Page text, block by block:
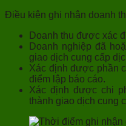
Điều kiện ghi nhận doanh
Doanh thu được xác
Doanh nghiệp đã
giao dịch cung cấp
Xác định được phần
điểm lập báo cáo.
Xác định được chi
thành giao dịch cung